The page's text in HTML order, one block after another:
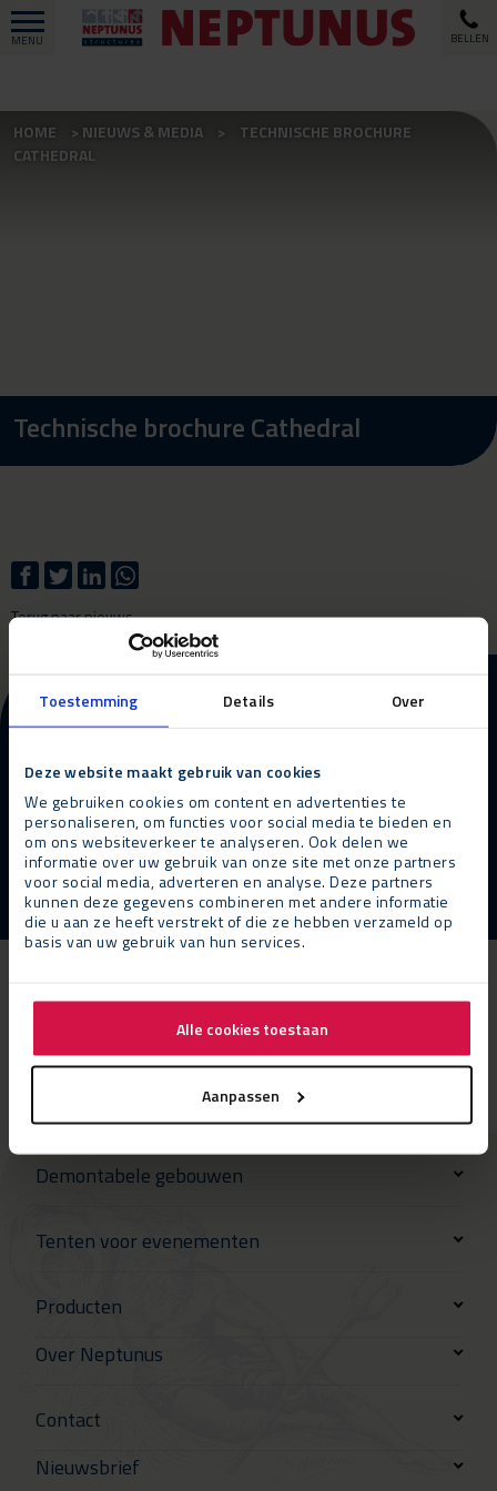
Toestemming Details Over
Deze website maakt gebruik van cookies
We gebruiken cookies om content en advertenties te
personaliseren, om functies voor social media te bieden en
om ons websiteverkeer te analyseren. Ook delen we
informatie over uw gebruik van onze site met onze partners
voor social media, adverteren en analyse. Deze partners
kunnen deze gegevens combineren met andere informatie
die u aan ze heeft verstrekt of die ze hebben verzameld op
basis van uw gebruik van hun services.
Alle cookies toestaan
Aanpassen
MENU BELLEN
HOME NIEUWS & MEDIA
TECHNISCHE BROCHURE
CATHEDRAL
Technische brochure Cathedral
Terug naar nieuws
More information about our
products and services?
Contact opnemen Bel ons
Demontabele gebouwen
Tenten voor evenementen
Producten
Over Neptunus
Contact
Nieuwsbrief